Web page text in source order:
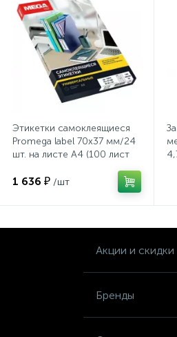
Этикетки самоклеящиеся
Promega label 70х37 мм/24
шт. на листе А4 (100 лист
1 636 ₽ /шт
Акции и скидки
Бренды
Тумбы
Урны
Флаги
Фурнитура и